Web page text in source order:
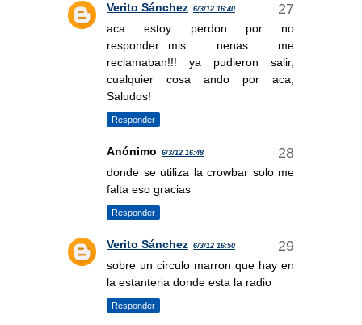
Verito Sánchez 6/3/12 16:40
aca estoy perdon por no
responder...mis nenas me
reclamaban!!! ya pudieron salir,
cualquier cosa ando por aca,
Saludos!
Responder
Anónimo 6/3/12 16:48
donde se utiliza la crowbar solo me
falta eso gracias
Responder
Verito Sánchez 6/3/12 16:50
sobre un circulo marron que hay en
la estanteria donde esta la radio
Responder